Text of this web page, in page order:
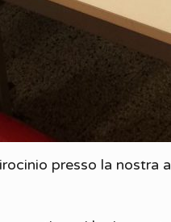
presso la nostra